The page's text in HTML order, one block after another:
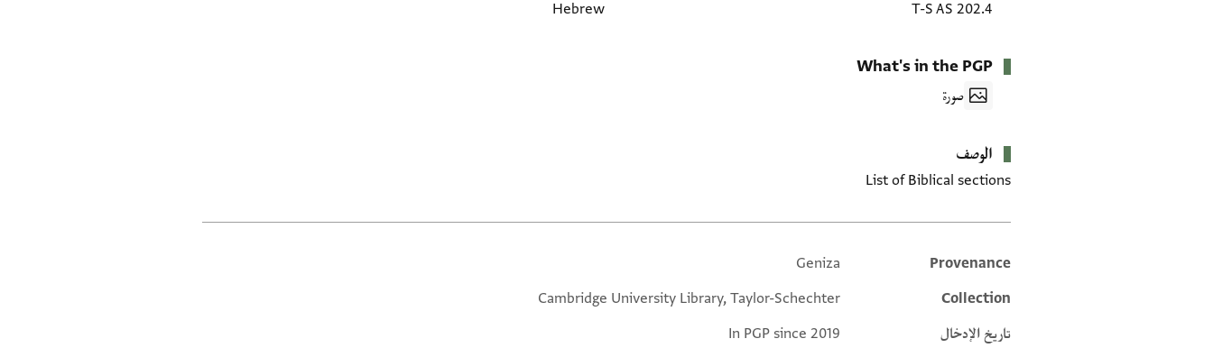
T-S AS 202.4
Hebrew
What's in the PGP
صورة
الوصف
List of Biblical sections
Additional metadata
Provenance
Geniza
Collection
Cambridge University Library, Taylor-Schechter
تاريخ الإدخال
In PGP since 2019